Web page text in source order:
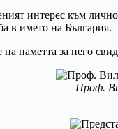
интерес към
в името на България.
на паметта за него
Проф.